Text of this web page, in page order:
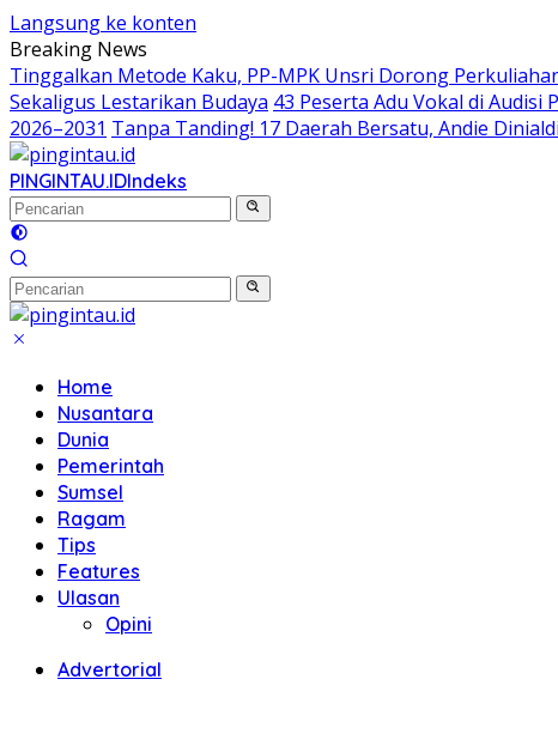
Langsung ke konten
Breaking News
Tinggalkan Metode Kaku, PP-MPK Unsri Dorong
Sekaligus Lestarikan Budaya 43 Peserta Adu Vokal di Audisi
2026–2031 Tanpa Tanding! 17 Daerah Bersatu, Andie
PINGINTAU.IDIndeks
Home
Nusantara
Dunia
Pemerintah
Sumsel
Ragam
Tips
Features
Ulasan
Opini
Advertorial